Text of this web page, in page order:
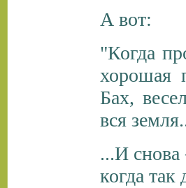
А вот:
"Когда
хорошая
Бах,
вся
...И снова
когда так